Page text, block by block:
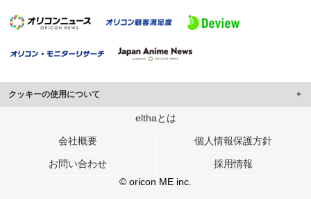
クッキーの使用について
このサイトでは Cookie を使用して、ユーザーに合わせたコンテンツや広告の
行っています。
メディアや広告配信、データ解析の各パートナーに提供しています。
各パートナーは、この情報とユーザーが各パートナーに提供した他の情報や、
ユーザーが各パートナーのサービスを使用したときに収集した他の情報を組み
elthaとは
会社概要 個人情報保護方針
お問い合わせ
採用情報
© oricon ME inc.